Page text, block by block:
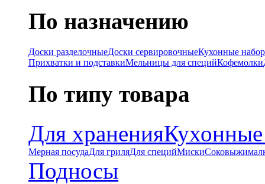
По назначению
Доски разделочныеДоски сервировочныеКухонные
Прихватки и подставкиМельницы для специйКофемолки
По типу товара
Для хранения
Мерная посудаДля гриляДля специйМиски
Подносы